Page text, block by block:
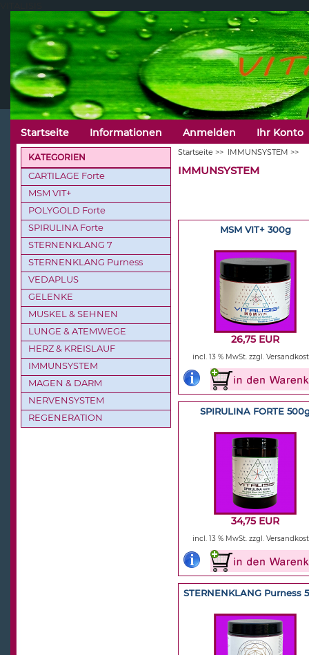
Startseite >> IMMUNSYSTEM >>
IMMUNSYSTEM
MSM VIT+ 300g
26,75 EUR
incl. 13 % MwSt. zzgl.
SPIRULINA FORTE
34,75 EUR
incl. 13 % MwSt. zzgl.
STERNENKLANG Purness
KATEGORIEN
CARTILAGE Forte
MSM VIT+
POLYGOLD Forte
SPIRULINA Forte
STERNENKLANG 7
STERNENKLANG Purness
VEDAPLUS
GELENKE
MUSKEL & SEHNEN
LUNGE & ATEMWEGE
HERZ & KREISLAUF
IMMUNSYSTEM
MAGEN & DARM
NERVENSYSTEM
REGENERATION
Startseite Informationen Anmelden Ihr Konto